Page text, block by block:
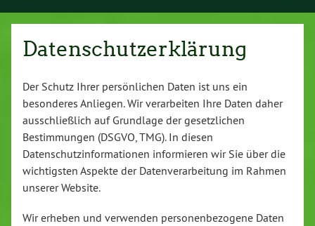
Datenschutzerklärung
Der Schutz Ihrer persönlichen Daten ist uns ein
besonderes Anliegen. Wir verarbeiten Ihre Daten daher
ausschließlich auf Grundlage der gesetzlichen
Bestimmungen (DSGVO, TMG). In diesen
Datenschutzinformationen informieren wir Sie über die
wichtigsten Aspekte der Datenverarbeitung im Rahmen
unserer Website.
Wir erheben und verwenden personenbezogene Daten